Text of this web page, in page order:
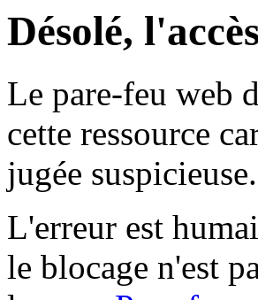
Désolé,
Le pare-feu web
cette ressource
jugée suspicieuse.
L'erreur est
le blocage n'est